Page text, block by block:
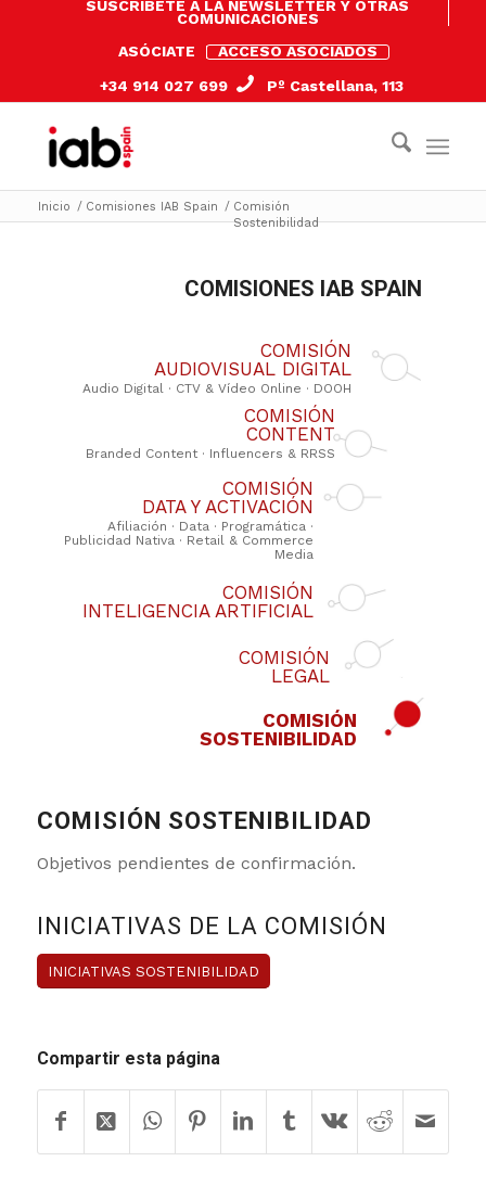
SUSCRÍBETE A LA NEWSLETTER Y OTRAS
COMUNICACIONES
ASÓCIATE
ACCESO ASOCIADOS
+34 914 027 699
Pº Castellana, 113
Inicio / Comisiones IAB Spain / Comisión
Sostenibilidad
COMISIONES IAB SPAIN
COMISIÓN
AUDIOVISUAL DIGITAL
COMISIÓN
CONTENT
COMISIÓN
DATA Y ACTIVACIÓN
COMISIÓN
INTELIGENCIA ARTIFICIAL
COMISIÓN
LEGAL
COMISIÓN
SOSTENIBILIDAD
COMISIÓN SOSTENIBILIDAD
Objetivos pendientes de confirmación.
INICIATIVAS DE LA COMISIÓN
INICIATIVAS SOSTENIBILIDAD
Compartir esta página